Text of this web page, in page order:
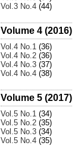
Vol.3 No.4 (44)
Volume 4 (2016)
Vol.4 No.1 (36)
Vol.4 No.2 (36)
Vol.4 No.3 (37)
Vol.4 No.4 (38)
Volume 5 (2017)
Vol.5 No.1 (34)
Vol.5 No.2 (35)
Vol.5 No.3 (34)
Vol.5 No.4 (35)